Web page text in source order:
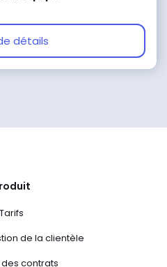
détails
Tarifs
de la clientèle
contrats